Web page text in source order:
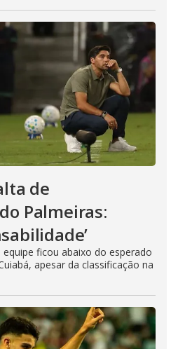
de
Palmeiras:
ficou abaixo do esperado
apesar da classificação na